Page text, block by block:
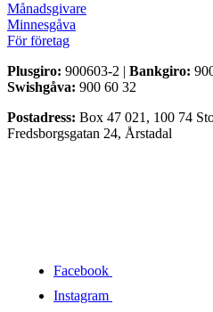
Månadsgivare
Minnesgåva
För företag
Plusgiro: 900603-2 | Bankgiro:
Swishgåva: 900 60 32
Postadress: Box 47 021, 100 74
Fredsborgsgatan 24, Årstadal
Facebook
Instagram